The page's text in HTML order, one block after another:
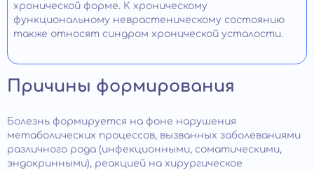
хронической форме. К хроническому
функциональному неврастеническому состоянию
также относят синдром хронической усталости.
Причины формирования
Болезнь формируется на фоне нарушения
метаболических процессов, вызванных заболеваниями
различного рода (инфекционными, соматическими,
эндокринными), реакцией на хирургическое